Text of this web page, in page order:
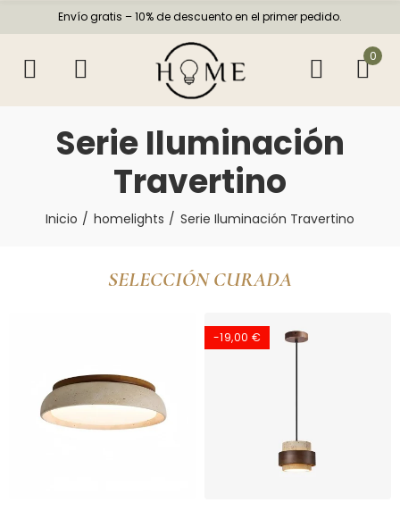
Envío gratis – 10% de descuento en el primer pedido.
0
Serie Iluminación
Travertino
Inicio homelights Serie Iluminación Travertino
SELECCIÓN CURADA
-19,00 €